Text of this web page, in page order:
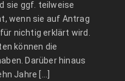
sie ggf. teilweise
wenn sie auf Antrag
nichtig erklärt wird.
können die
Darüber hinaus
Jahre […]